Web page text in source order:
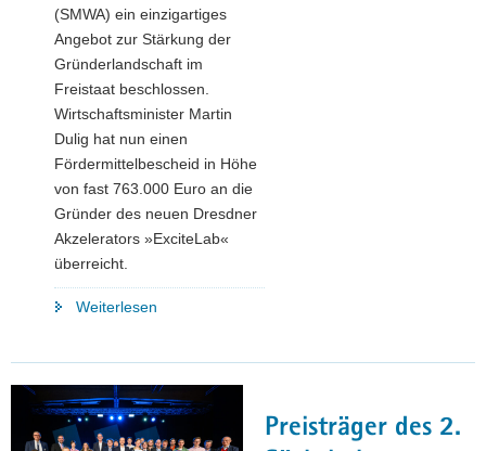
(SMWA) ein einzigartiges
Angebot zur Stärkung der
Gründerlandschaft im
Freistaat beschlossen.
Wirtschaftsminister Martin
Dulig hat nun einen
Fördermittelbescheid in Höhe
von fast 763.000 Euro an die
Gründer des neuen Dresdner
Akzelerators »ExciteLab«
überreicht.
Weiterlesen
Wachstum
junger
Preisträger des 2.